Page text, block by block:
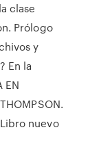
clase
Prólogo
y
En la
EN
nuevo